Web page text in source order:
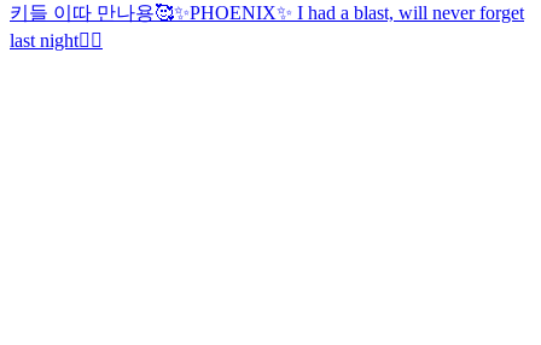
키들 이따 만나용🥰✨PHOENIX✨ I had a blast, will never forget
last night❤️‍🔥